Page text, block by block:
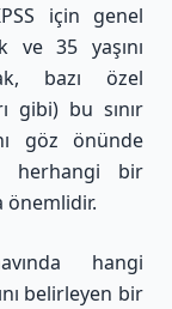
için genel
ve 35 yaşını
bazı özel
gibi) bu sınır
göz önünde
herhangi bir
önemlidir.
hangi
belirleyen bir